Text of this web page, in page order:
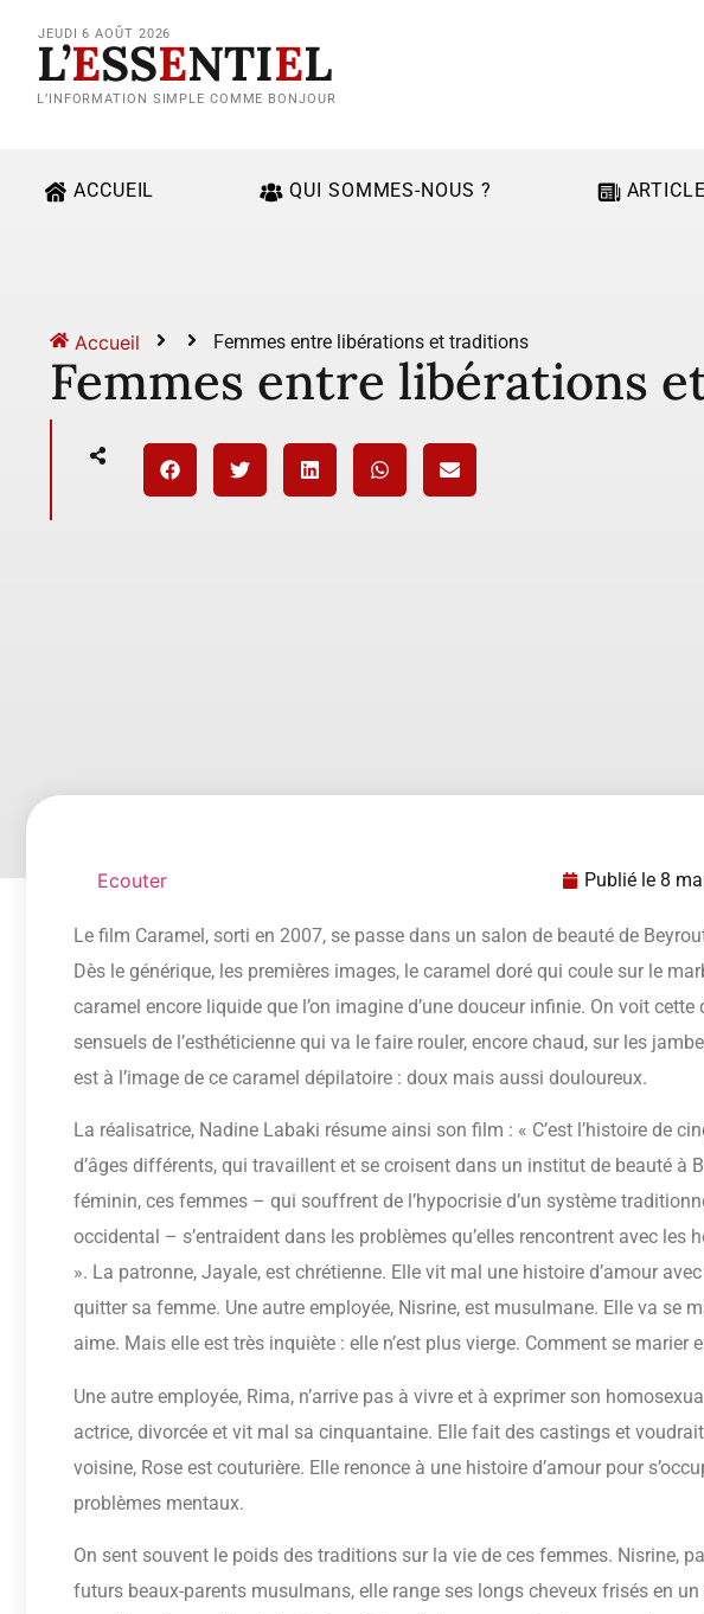
JEUDI 6 AOÛT 2026
L’ESSENTIEL
L’INFORMATION SIMPLE COMME BONJOUR
ACCUEIL QUI SOMMES-NOUS ?
Accueil Femmes entre libérations et traditions
Femmes entre libérations
Ecouter Publié le 8
Le film Caramel, sorti en 2007, se passe dans un salon de beauté de
Dès le générique, les premières images, le caramel doré qui coule sur le
caramel encore liquide que l’on imagine d’une douceur infinie. On voit
sensuels de l’esthéticienne qui va le faire rouler, encore chaud, sur les
est à l’image de ce caramel dépilatoire : doux mais aussi douloureux.
La réalisatrice, Nadine Labaki résume ainsi son film : « C’est l’histoire de
d’âges différents, qui travaillent et se croisent dans un institut de beauté à
féminin, ces femmes – qui souffrent de l’hypocrisie d’un système
occidental – s’entraident dans les problèmes qu’elles rencontrent avec les
». La patronne, Jayale, est chrétienne. Elle vit mal une histoire d’amour
quitter sa femme. Une autre employée, Nisrine, est musulmane. Elle va se
aime. Mais elle est très inquiète : elle n’est plus vierge. Comment se marier
Une autre employée, Rima, n’arrive pas à vivre et à exprimer son
actrice, divorcée et vit mal sa cinquantaine. Elle fait des castings et
voisine, Rose est couturière. Elle renonce à une histoire d’amour pour
problèmes mentaux.
On sent souvent le poids des traditions sur la vie de ces femmes. Nisrine,
futurs beaux-parents musulmans, elle range ses longs cheveux frisés en